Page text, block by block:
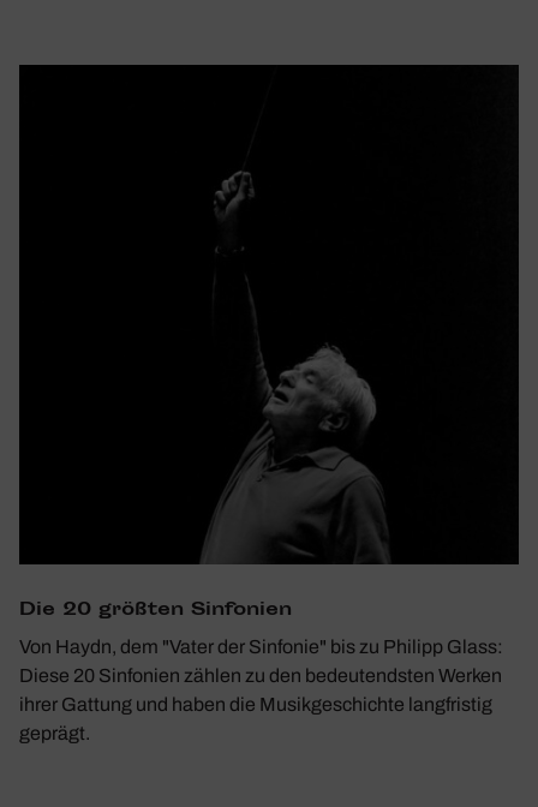
Die 20 größten Sinfo­nien
Von Haydn, dem "Vater der Sinfonie" bis zu Philipp Glass:
Diese 20 Sinfonien zählen zu den bedeutendsten Werken
ihrer Gattung und haben die Musikgeschichte langfristig
geprägt.